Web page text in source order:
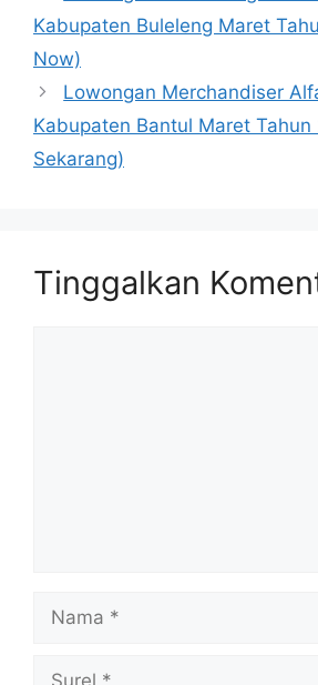
Kabupaten Buleleng Maret
Now)
Lowongan Merchandiser
Kabupaten Bantul Maret Tahun
Sekarang)
Tinggalkan